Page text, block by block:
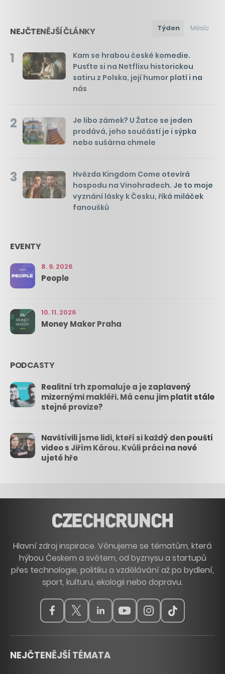
NEJČTENĚJŠÍ ČLÁNKY Týden Měsíc
1
Kam se hrabou české komedie.
Pusťte si na Netflixu historickou
satiru z Polska, její humor platí i na
nás
2
Je libo zámek? U Žatce se jeden
prodává, jeho součástí je i sýpka
nebo sušárna chmele
3
Hvězda Kingdom Come otevírá
hospodu na Vinohradech. Je to moje
vyznání lásky k Česku, říká miláček
fanoušků
EVENTY
8. 9. 2026
People
10. 11. 2026
Money Maker Praha
PODCASTY
Realitní trh zpomaluje a je zaplavený
mizernými makléři. Má cenu jim platit stále
stejné provize?
Navštívili jsme lidi, kteří si každý den pouští
video s Jiřím Károu. Kvůli práci na nové
ujeté hře
Hlavní zdroj inspirace. Věnujeme se tématům, která
hýbou Českem a světem, od byznysu a startupů
přes technologie, politiku a vzdělávání až po bydlení,
sport, kulturu, ekologii nebo dopravu.
NEJČTENĚJŠÍ TÉMATA